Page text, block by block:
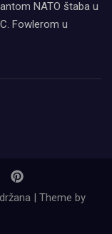
NATO štaba u
Fowlerom u
| Theme by